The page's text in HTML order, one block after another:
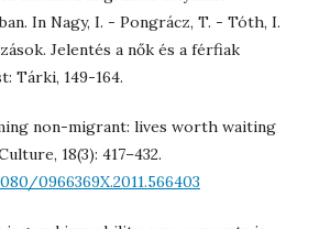
In Nagy, I. - Pongrácz, T. - Tóth, I.
Jelentés a nők és a férfiak
Tárki, 149-164.
non-migrant: lives worth waiting
18(3): 417–432.
0966369X.2011.566403